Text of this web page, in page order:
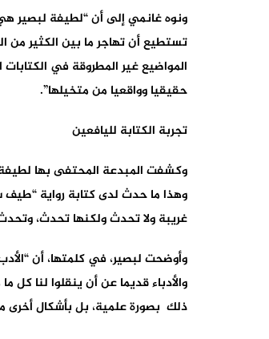
ونوه غانمي إلى أن “لطيفة لبصير
تستطيع أن تهاجر ما بين الكثير
المواضيع غير المطروقة في
حقيقيا وواقعيا من متخيلها”.
تجربة الكتابة لليافعين
وكشفت المبدعة المحتفى بها لطيفة
وهذا ما حدث لدى كتابة رواية “طيف
غريبة ولا تحدث ولكنها تحدث،
وأوضحت لبصير، في كلمتها، أن
والأدباء قديما عن أن ينقلوا لنا كل
ذلك بصورة علمية، بل بأشكال أخرى